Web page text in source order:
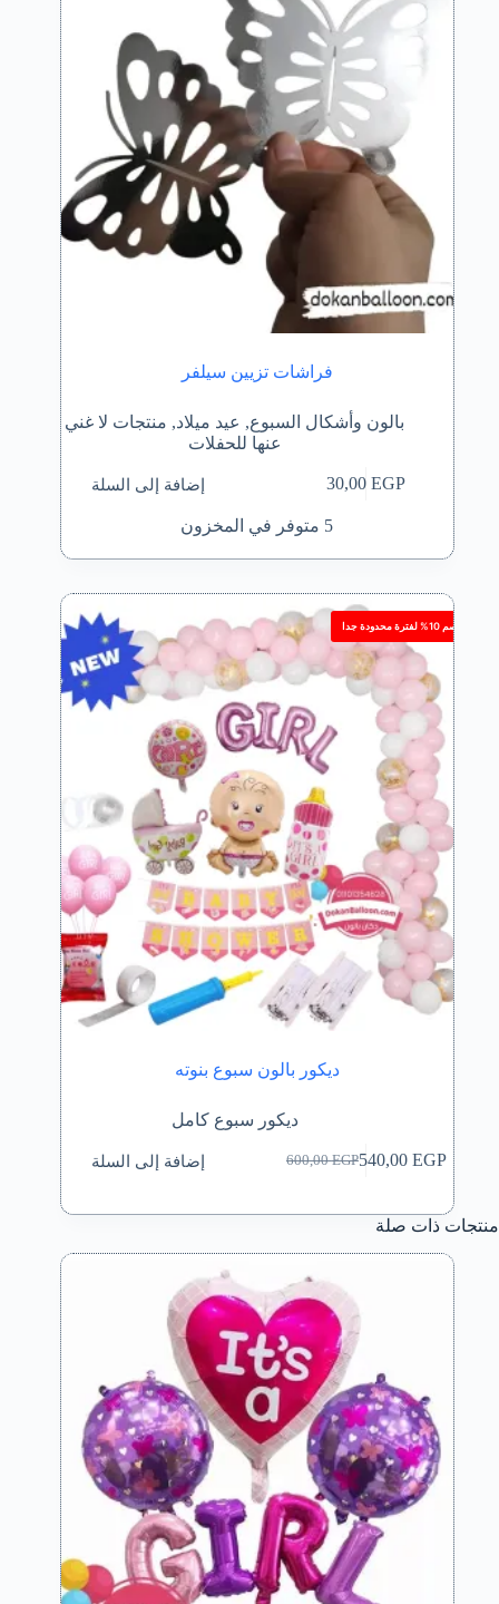
فراشات تزيين سيلفر
بالون وأشكال السبوع, عيد ميلاد, منتجات لا غني
عنها للحفلات
30,00EGP إضافة إلى السلة
5 متوفر في المخزون
خصم 10% لفترة محدودة جدا
ديكور بالون سبوع بنوته
ديكور سبوع كامل
600,00EGP
السعر
هو:
540,00 EGP
السعر
هو:
إضافة إلى السلة
منتجات ذات صلة